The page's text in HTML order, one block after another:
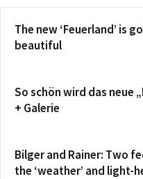
The new ‘Feuerland’ is
beautiful
So schön wird das neue
+ Galerie
Bilger and Rainer: Two
the ‘weather’ and light-